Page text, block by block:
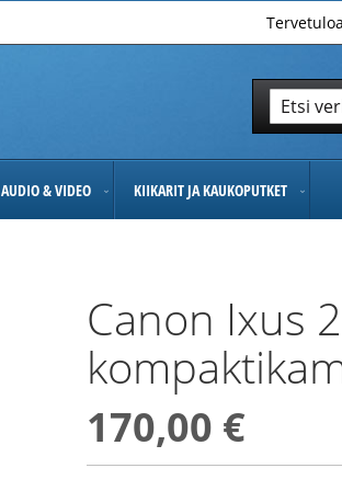
Hae
AUDIO & VIDEO KIIKARIT JA KAUKOPUTKET
Canon Ixus
170,00 €